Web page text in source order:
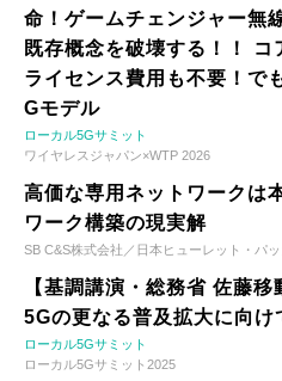
命！ゲームチェンジャー無
既存概念を破壊する！！
ライセンス費用も不要！
Gモデル
ローカル5Gサミット
ワイヤレスジャパン×WTP 2026
高価な専用ネットワークは
ワーク構築の現実解
SB C&S株式会社／日本ヒューレット・パ
【基調講演・総務省 佐藤
5Gの更なる普及拡大に向け
ローカル5Gサミット
ローカル5Gサミット2025